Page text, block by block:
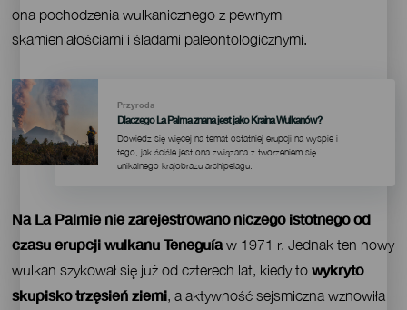
ona pochodzenia wulkanicznego z pewnymi
skamieniałościami i śladami paleontologicznymi.
Imagen
Listado
Imagen
Przyroda
Dlaczego La Palma znana jest jako Kraina Wulkanów?
Dowiedz się więcej na temat ostatniej erupcji na wyspie i
tego, jak ściśle jest ona związana z tworzeniem się
unikalnego krajobrazu archipelagu.
Contenido
Na La Palmie nie zarejestrowano niczego istotnego od
czasu erupcji wulkanu Teneguía w 1971 r. Jednak ten nowy
wulkan szykował się już od czterech lat, kiedy towykryto
skupisko trzęsień ziemi , a aktywność sejsmiczna wznowiła